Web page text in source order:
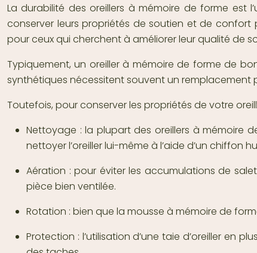
La durabilité des oreillers à mémoire de forme est
conserver leurs propriétés de soutien et de
pour ceux qui cherchent à améliorer leur qualité de
Typiquement, un oreiller à mémoire de forme de
synthétiques nécessitent souvent un remplacement
Toutefois, pour conserver les propriétés de votre
Nettoyage : la plupart des oreillers à mémoire
nettoyer l’oreiller lui-même à l’aide d’un chiffon
Aération : pour éviter les accumulations de
pièce bien ventilée.
Rotation : bien que la mousse à mémoire de
Protection : l’utilisation d’une taie d’oreiller en